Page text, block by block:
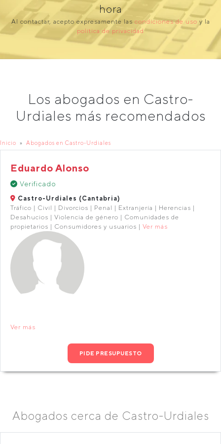
hora
Al contactar, acepto expresamente las condiciones de uso y la
política de privacidad
Los abogados en Castro-
Urdiales más recomendados
Inicio Abogados en Castro-Urdiales
Eduardo Alonso
Verificado
Castro-Urdiales (Cantabria)
Tráfico | Civil | Divorcios | Penal | Extranjería | Herencias |
Desahucios | Violencia de género | Comunidades de
propietarios | Consumidores y usuarios | Ver más
Ver más
PIDE PRESUPUESTO
Abogados cerca de Castro-Urdiales